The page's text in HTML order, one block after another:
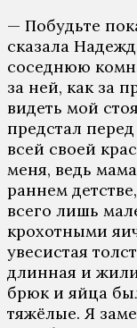
— Побудьте
сказала
соседнюю
за ней, как за
видеть мой
предстал
всей своей
меня, ведь
раннем
всего лишь
крохотными
увесистая
длинная и
брюк и яйца
тяжёлые. Я